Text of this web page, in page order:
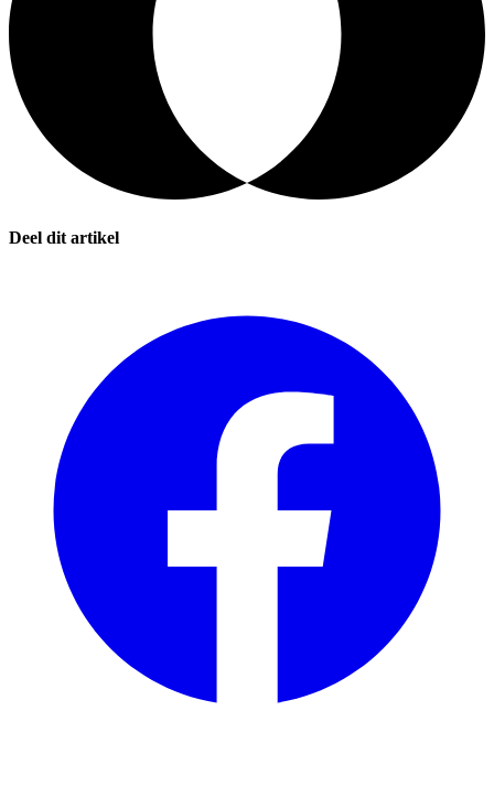
Deel dit artikel